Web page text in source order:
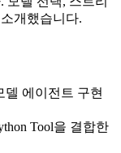
개했습니다.
델 에이전트 구현
Tool을 결합한